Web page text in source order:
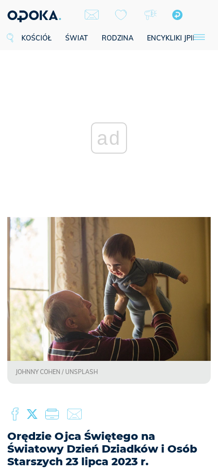
KOŚCIÓŁ ŚWIAT RODZINA ENCYKLIKI JPII
ad
JOHNNY COHEN / UNSPLASH
Orędzie Ojca Świętego na
Światowy Dzień Dziadków i Osób
Starszych 23 lipca 2023 r.